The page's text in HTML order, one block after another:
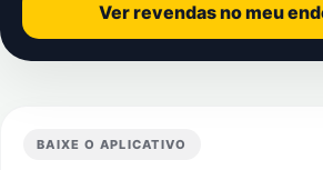
Ver revendas no meu
BAIXE O APLICATIVO